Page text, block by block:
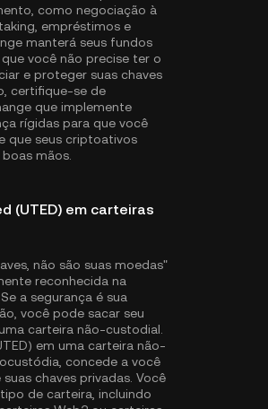
como negociação à
empréstimos e
manterá seus fundos
você não precise ter o
e proteger suas chaves
certifique-se de
que implemente
rígidas para que você
que seus criptoativos
mãos.
(UTED) em carteiras
não são suas moedas"
reconhecida na
a segurança é sua
você pode sacar seu
carteira não-custodial.
em uma carteira não-
concede a você
chaves privadas. Você
de carteira, incluindo